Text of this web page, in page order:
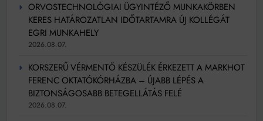
ORVOSTECHNOLÓGIAI ÜGYINTÉZŐ MUNKAKÖRBEN
KERES HATÁROZATLAN IDŐTARTAMRA ÚJ KOLLÉGÁT
EGRI MUNKAHELY
2026.08.07.
KORSZERŰ VÉRMENTŐ KÉSZÜLÉK ÉRKEZETT A MARKHOT
FERENC OKTATÓKÓRHÁZBA – ÚJABB LÉPÉS A
BIZTONSÁGOSABB BETEGELLÁTÁS FELÉ
2026.08.07.